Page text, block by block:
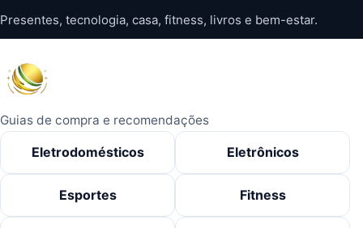
conteúdo
Presentes, tecnologia, casa, fitness, livros e bem-estar.
Guias de compra e recomendações
Eletrodomésticos Eletrônicos
Esportes Fitness